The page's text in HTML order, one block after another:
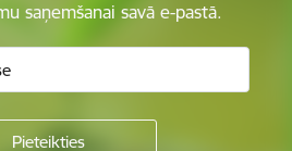
saņemšanai savā e-pastā.